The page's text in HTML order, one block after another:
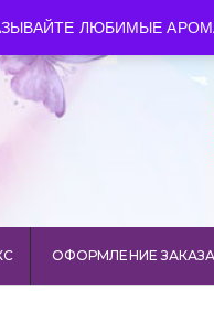
ЛЮБИМЫЕ
Время работы: пн-сб 10:00-
ОФОРМЛЕНИЕ ЗАКАЗА